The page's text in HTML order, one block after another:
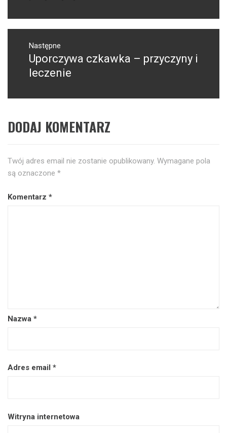
Następne
Następny
post:
Uporczywa czkawka – przyczyny i
leczenie
DODAJ KOMENTARZ
Twój adres email nie zostanie opublikowany. Wymagane pola
są oznaczone *
Komentarz *
Nazwa *
Adres email *
Witryna internetowa